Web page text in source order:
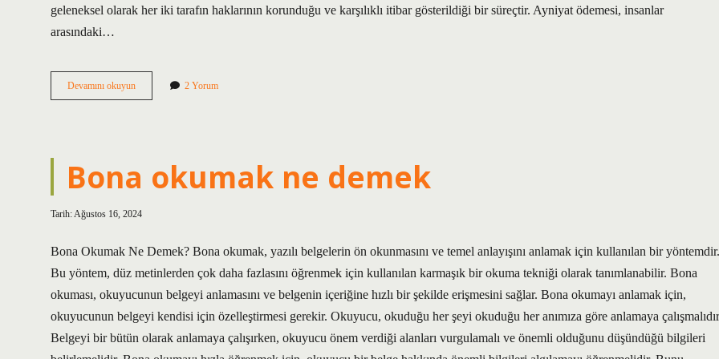
geleneksel olarak her iki tarafın haklarının korunduğu ve karşılıklı itibar gösterildiği bir süreçtir. Ayniyat ödemesi, insanlar
arasındaki…
Devamını okuyunAyniyat
yapmak
2 Yorum
Bona okumak ne demek
Tarih: Ağustos 16, 2024
Bona Okumak Ne Demek? Bona okumak, yazılı belgelerin ön okunmasını ve temel anlayışını anlamak için kullanılan bir yöntemdir.
Bu yöntem, düz metinlerden çok daha fazlasını öğrenmek için kullanılan karmaşık bir okuma tekniği olarak tanımlanabilir. Bona
okuması, okuyucunun belgeyi anlamasını ve belgenin içeriğine hızlı bir şekilde erişmesini sağlar. Bona okumayı anlamak için,
okuyucunun belgeyi kendisi için özelleştirmesi gerekir. Okuyucu, okuduğu her şeyi okuduğu her anımıza göre anlamaya
Belgeyi bir bütün olarak anlamaya çalışırken, okuyucu önem verdiği alanları vurgulamalı ve önemli olduğunu düşündüğü bilgileri